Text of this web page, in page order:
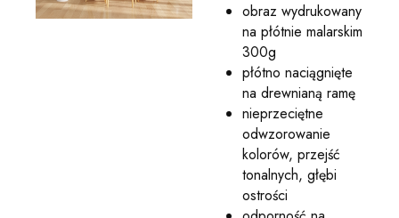
obraz wydrukowany
na płótnie malarskim
300g
płótno naciągnięte
na drewnianą ramę
nieprzeciętne
odwzorowanie
kolorów, przejść
tonalnych, głębi
ostrości